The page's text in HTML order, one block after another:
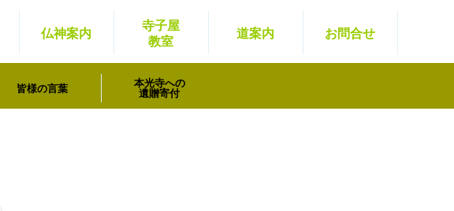
仏神案内
寺子屋
教室
道案内 お問合せ
皆様の言葉
本光寺への
遺贈寄付